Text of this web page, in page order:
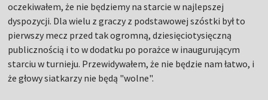
oczekiwałem, że nie będziemy na starcie w najlepszej
dyspozycji. Dla wielu z graczy z podstawowej szóstki był to
pierwszy mecz przed tak ogromną, dziesięciotysięczną
publicznością i to w dodatku po porażce w inaugurującym
starciu w turnieju. Przewidywałem, że nie będzie nam łatwo, i
że głowy siatkarzy nie będą "wolne".